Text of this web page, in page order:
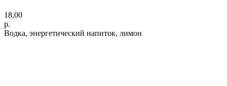
18,00
р.
Водка, энергетический напиток, лимон